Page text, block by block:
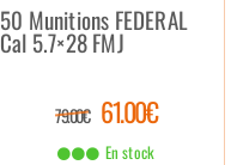
50 Munitions FEDERAL
Cal 5.7×28 FMJ
79.00€ 61.00€
En stock